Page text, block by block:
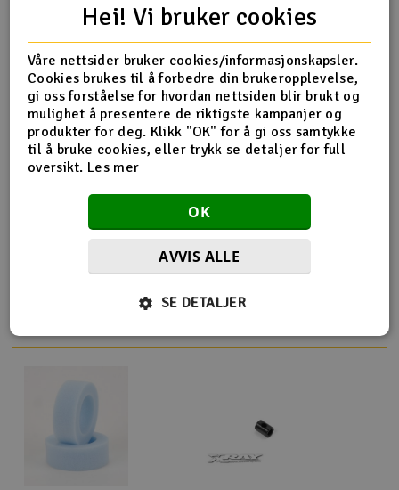
Raketter
Smarthjem, lek & hobby
Solenergi
Sparkesykler & elkjøretøy
Verktøy, utstyr & tilbehør
Produktinformasjon
XR-362510 Composite Servo Saver
Flere detaljer
Produktet er
Reservedeler XRay
Flere så også på
Hei! Vi bruker cookies
Våre nettsider bruker cookies/informasjonskapsler.
Cookies brukes til å forbedre din brukeropplevelse,
gi oss forståelse for hvordan nettsiden blir brukt og
mulighet å presentere de riktigste kampanjer og
produkter for deg. Klikk "OK" for å gi oss samtykke
til å bruke cookies, eller trykk se detaljer for full
oversikt. Les mer
OK
AVVIS ALLE
SE DETALJER